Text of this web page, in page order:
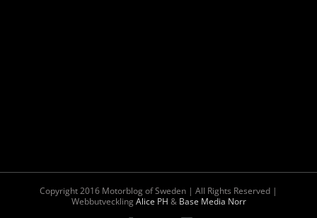
Copyright 2016 Motorblog of Sweden | All Rights Reserved |
WebbutvecklingAlice PH & Base Media Norr